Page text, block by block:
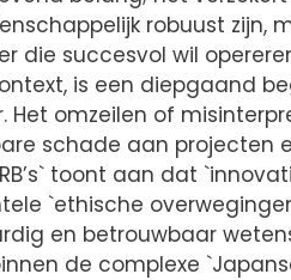
robuust zijn,
die succesvol wil
is een diepgaand
Het omzeilen of
schade aan projecten
toont aan dat
`ethische
en betrouwbaar
de complexe